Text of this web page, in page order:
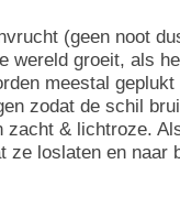
(geen noot
wereld groeit, als
meestal
zodat de schil
& lichtroze.
loslaten en naar